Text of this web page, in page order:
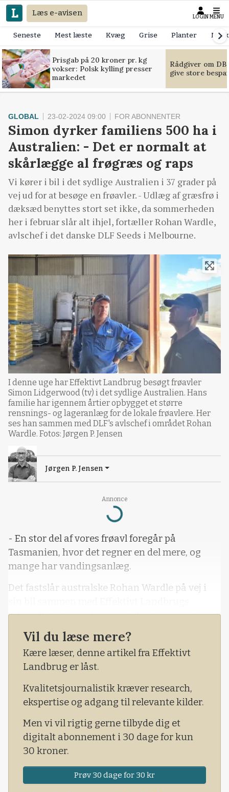
Læs e-avisen LOGIN MENU
Seneste Mest læste Kvæg Grise Planter
Prisgab på 20 kroner pr. kg
vokser: Polsk kylling presser
markedet
Rådgiver om
give store
Annonce
Loading...
GLOBAL 23-02-2024 09:00 FOR ABONNENTER
Simon dyrker familiens 500 ha i
Australien: - Det er normalt at
skårlægge al frøgræs og raps
Vi kører i bil i det sydlige Australien i 37 grader på
vej ud for at besøge en frøavler. - Udlæg af græsfrø i
dæksæd benyttes stort set ikke, da sommerheden
her i februar slår alt ihjel, fortæller Rohan Wardle,
avlschef i det danske DLF Seeds i Melbourne.
I denne uge har Effektivt Landbrug besøgt frøavler
Simon Lidgerwood (tv) i det sydlige Australien. Hans
familie har igennem årtier opbygget et større
rensnings- og lageranlæg for de lokale frøavlere. Her
ses han sammen med DLF's avlschef i området Rohan
Wardle. Fotos: Jørgen P. Jensen
Jørgen P. Jensen
- En stor del af vores frøavl foregår på
Tasmanien, hvor det regner en del mere, og
mange har vandingsanlæg.
Det fastslår australske Rohan Wardle på vej i
udsendte, mens vi kører imellem markerne en
times kørsel uden for Melbourne i det sydligste
Australien i denne uge.
Her er ikke store marker som i det vestlige
på Sjælland på vej ud for at se frøavl.
Vil du læse mere?
Kære læser, denne artikel fra Effektivt
Landbrug er låst.
Kvalitetsjournalistik kræver research,
ekspertise og adgang til relevante kilder.
Men vi vil rigtig gerne tilbyde dig et
digitalt abonnement i 30 dage for kun
30 kroner.
Prøv 30 dage for 30 kr